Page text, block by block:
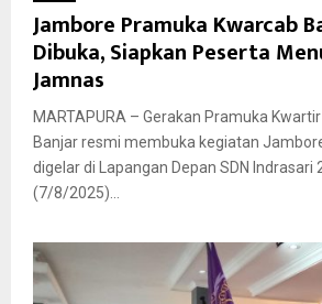
Jambore Pramuka Kwarcab
Dibuka, Siapkan Peserta
Jamnas
MARTAPURA – Gerakan Pramuka
Banjar resmi membuka kegiatan
digelar di Lapangan Depan SDN Indrasari
(7/8/2025)...